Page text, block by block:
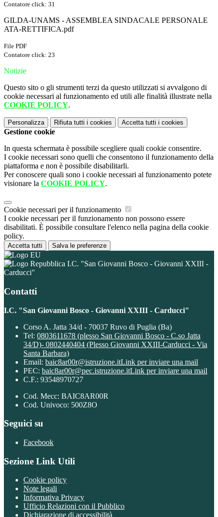
Contatore click: 31
GILDA-UNAMS - ASSEMBLEA SINDACALE PERSONALE
ATA-RETTIFICA.pdf
File PDF
Contatore click: 23
Notizie
Questo sito o gli strumenti terzi da questo utilizzati si avvalgono di
cookie necessari al funzionamento ed utili alle finalità illustrate nella
COOKIE POLICY.
Personalizza Rifiuta tutti i cookies Accetta tutti i cookies
Gestione cookie
In questa schermata è possibile scegliere quali cookie consentire.
I cookie necessari sono quelli che consentono il funzionamento della
piattaforma e non è possibile disabilitarli.
Per conoscere quali sono i cookie necessari al funzionamento potete
visionare la COOKIE POLICY.
Cookie necessari per il funzionamento
I cookie necessari per il funzionamento non possono essere
disabilitati. È possibile consultare l'elenco nella pagina della cookie
policy.
Accetta tutti Salva le preferenze
I.C. "San Giovanni Bosco - Giovanni XXIII -
Carducci"
Contatti
I.C. "San Giovanni Bosco - Giovanni XXIII - Carducci"
Corso A. Jatta 34/d - 70037 Ruvo di Puglia (Ba)
Tel: 0803611678 (plesso San Giovanni Bosco - C.so Jatta
34/D)- 0802440404 (Plesso Giovanni XXIII-Carducci - Via
Santa Barbara)
Email: baic8ar00r@istruzione.itLink per inviare una mail
PEC: baic8ar00r@pec.istruzione.itLink per inviare una mail
C.F.: 93548970727
Cod. Mecc: BAIC8AR00R
Cod. Univoco: 500Z8O
Seguici su
Facebook
Sezione Link Utili
Cookie policy
Note legali
Informativa Privacy
Ufficio Relazioni con il Pubblico
Dichiarazione di accessibilità